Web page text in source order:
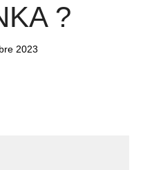
?
2023